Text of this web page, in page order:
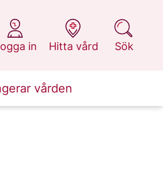
in
1177.se
Hitta vård
på 1177.se
Sök
på 1177.se
vården